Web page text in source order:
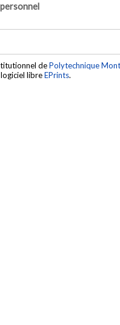
dePolytechnique
libreEPrints.